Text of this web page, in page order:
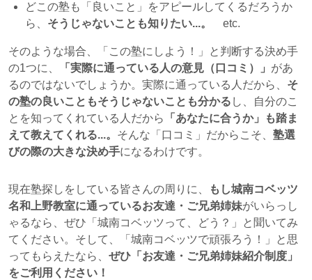
どこの塾も「良いこと」をアピールしてくるだろうか
ら、 そうじゃないことも知りたい...。 etc.
そのような場合、「この塾にしよう！」と判断する決め手
の1つに、
「実際に通っている人の意見（口コミ）」 があ
るのではないでしょうか。実際に通っている人だから、 そ
の塾の良いこともそうじゃないことも分かる し、自分のこ
とを知ってくれている人だから
「あなたに合うか」も踏ま
えて教えてくれる...。 そんな「口コミ」だからこそ、 塾選
びの際の大きな決め手になるわけです。
現在塾探しをしている皆さんの周りに、
もし城南コベッツ
名和上野教室に通っているお友達・ご兄弟姉妹がいらっし
ゃるなら、ぜひ「城南コベッツって、どう？」と聞いてみ
てください。そして、「城南コベッツで頑張ろう！」と思
ってもらえたなら、 ぜひ「お友達・ご兄弟姉妹紹介制度」
をご利用ください！